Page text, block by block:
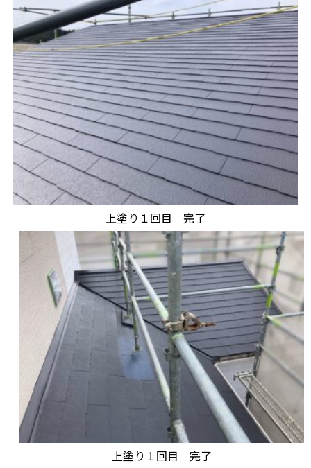
上塗り１回目 完了
上塗り１回目 完了